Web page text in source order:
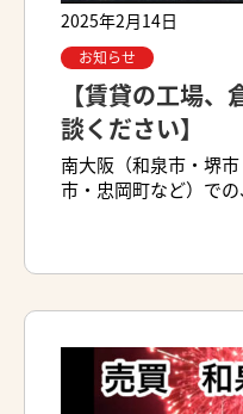
2025年2月14日
お知らせ
【賃貸の工場
談ください】
南大阪（和泉市・堺
市・忠岡町など）で